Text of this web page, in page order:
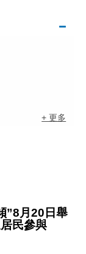
+ 更多
”8月20日舉
民參與